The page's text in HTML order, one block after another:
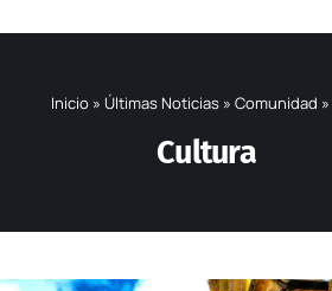
Inicio » Últimas Noticias » Comunidad »
Cultura